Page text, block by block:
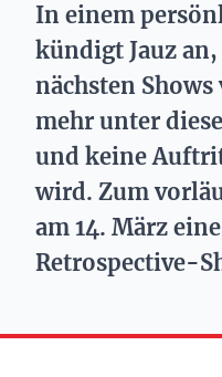
In einem
kündigt Jauz an,
nächsten
mehr unter
und keine
wird. Zum
am 14. März
Retrospective-